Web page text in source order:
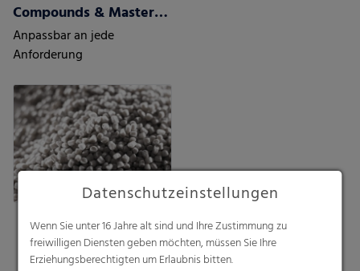
Compounds & Masterbatch
Anpassbar an jede
Anforderung
Datenschutzeinstellungen
Wenn Sie unter 16 Jahre alt sind und Ihre Zustimmung zu
freiwilligen Diensten geben möchten, müssen Sie Ihre
Erziehungsberechtigten um Erlaubnis bitten.